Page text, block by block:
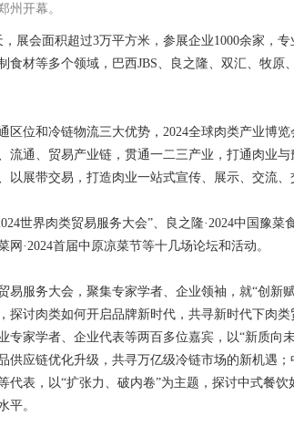
州开幕。
会面积超过3万平方米，参展企业1000余家，专
食材等多个领域，巴西JBS、良之隆、双汇、牧原
位和冷链物流三大优势，2024全球肉类产业博览
流通、贸易产业链，贯通一二三产业，打通肉业
以展带交易，打造肉业一站式宣传、展示、交流、
世界肉类贸易服务大会”、良之隆·2024中国豫菜
·2024首届中原凉菜节等十几场论坛和活动。
服务大会，聚集专家学者、企业领袖，就“创新
探讨肉类如何开启品牌新时代，共寻新时代下肉
专家学者、企业代表等两百多位嘉宾，以“新质向
供应链优化升级，共寻万亿级冷链市场的新机遇
代表，以“扩张力、破内卷”为主题，探讨中式餐
平。